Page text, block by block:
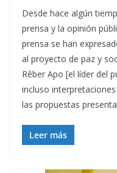
Desde hace algún
prensa y la opinión
prensa se han
al proyecto de paz y
Rêber Apo [el líder del
incluso
las propuestas
Leer más